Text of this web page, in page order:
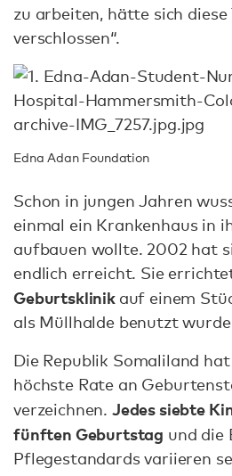
zu arbeiten, hätte sich
verschlossen“.
Edna Adan Foundation
Schon in jungen Jahren
einmal ein Krankenhaus in
aufbauen wollte. 2002 hat
endlich erreicht. Sie
Geburtsklinik auf einem
als Müllhalde benutzt
Die Republik Somaliland
höchste Rate an
verzeichnen. Jedes siebte
fünften Geburtstag und die
Pflegestandards variieren